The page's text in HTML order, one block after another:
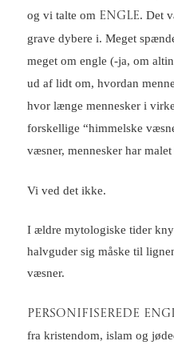
og vi talte om ENGLE. Det
grave dybere i. Meget
meget om engle (-ja, om
ud af lidt om, hvordan
hvor længe mennesker i
forskellige “himmelske
væsner, mennesker har
Vi ved det ikke.
I ældre mytologiske tider
halvguder sig måske til
væsner.
PERSONIFISEREDE
fra kristendom, islam og